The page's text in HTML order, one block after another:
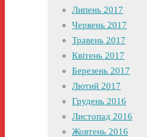
Липень 2017
Червень 2017
Травень 2017
Квітень 2017
Березень 2017
Лютий 2017
Грудень 2016
Листопад 2016
Жовтень 2016